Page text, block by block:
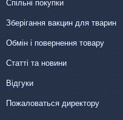
Спільні покупки
Зберігання вакцин для тварин
Обмін і повернення товару
Статті та новини
Відгуки
Пожаловаться директору